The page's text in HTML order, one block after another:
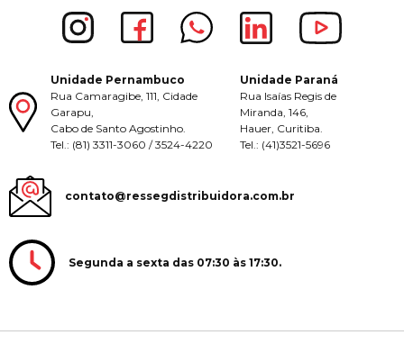
Unidade Pernambuco
Rua Camaragibe, 111, Cidade
Garapu,
Cabo de Santo Agostinho.
Tel.: (81) 3311-3060 / 3524-4220
Unidade Paraná
Rua Isaías Regis de
Miranda, 146,
Hauer, Curitiba.
Tel.: (41)3521-5696
contato@ressegdistribuidora.com.br
Segunda a sexta das 07:30 às 17:30.